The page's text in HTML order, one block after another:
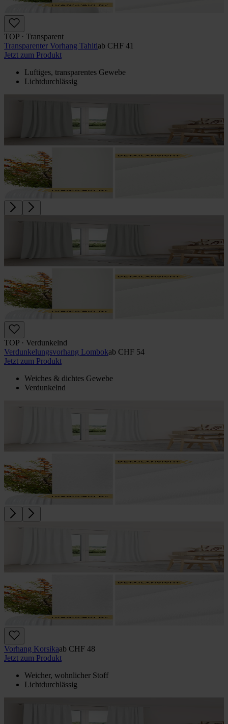
TOP · Transparent
Transparenter Vorhang Tahitiab CHF 41
Jetzt zum Produkt
Luftiges, transparentes Gewebe
Lichtdurchlässig
TOP · Verdunkelnd
Verdunkelungs­vorhang Lombokab CHF 54
Jetzt zum Produkt
Weiches & dichtes Gewebe
Verdunkelnd
Vorhang Korsikaab CHF 48
Jetzt zum Produkt
Weicher, wohnlicher Stoff
Lichtdurchlässig